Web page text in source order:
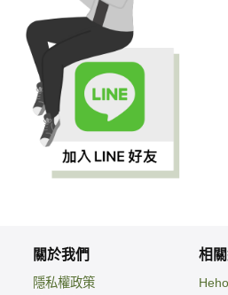
關於我們
隱私權政策
相